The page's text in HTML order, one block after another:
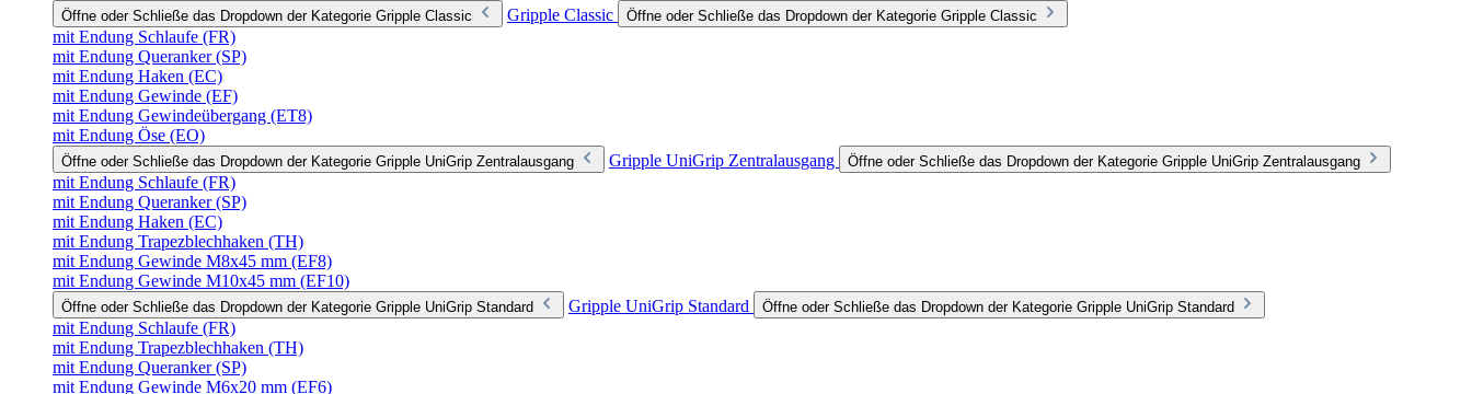
Öffne oder Schließe das Dropdown der Kategorie Gripple Classic Gripple Classic Öffne oder Schließe das Dropdown der Kategorie Gripple Classic
mit Endung Schlaufe (FR)
mit Endung Queranker (SP)
mit Endung Haken (EC)
mit Endung Gewinde (EF)
mit Endung Gewindeübergang (ET8)
mit Endung Öse (EO)
Öffne oder Schließe das Dropdown der Kategorie Gripple UniGrip Zentralausgang Gripple UniGrip Zentralausgang Öffne oder Schließe das Dropdown der Kategorie Gripple UniGrip Zentralausgang
mit Endung Schlaufe (FR)
mit Endung Queranker (SP)
mit Endung Haken (EC)
mit Endung Trapezblechhaken (TH)
mit Endung Gewinde M8x45 mm (EF8)
mit Endung Gewinde M10x45 mm (EF10)
Öffne oder Schließe das Dropdown der Kategorie Gripple UniGrip Standard Gripple UniGrip Standard Öffne oder Schließe das Dropdown der Kategorie Gripple UniGrip Standard
mit Endung Schlaufe (FR)
mit Endung Trapezblechhaken (TH)
mit Endung Queranker (SP)
mit Endung Gewinde M6x20 mm (EF6)